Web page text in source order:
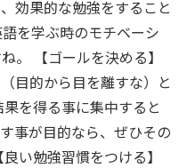
効果的な勉強をすること
を学ぶ時のモチベーシ
。 【ゴールを決める】
目的から目を離すな）と
を得る事に集中すると
事が目的なら、ぜひその
い勉強習慣をつける】